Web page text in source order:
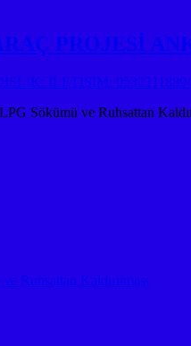
PROJESİ
İLETİŞİM:
Sökümü ve Ruhsattan
Ruhsattan Kaldırılması